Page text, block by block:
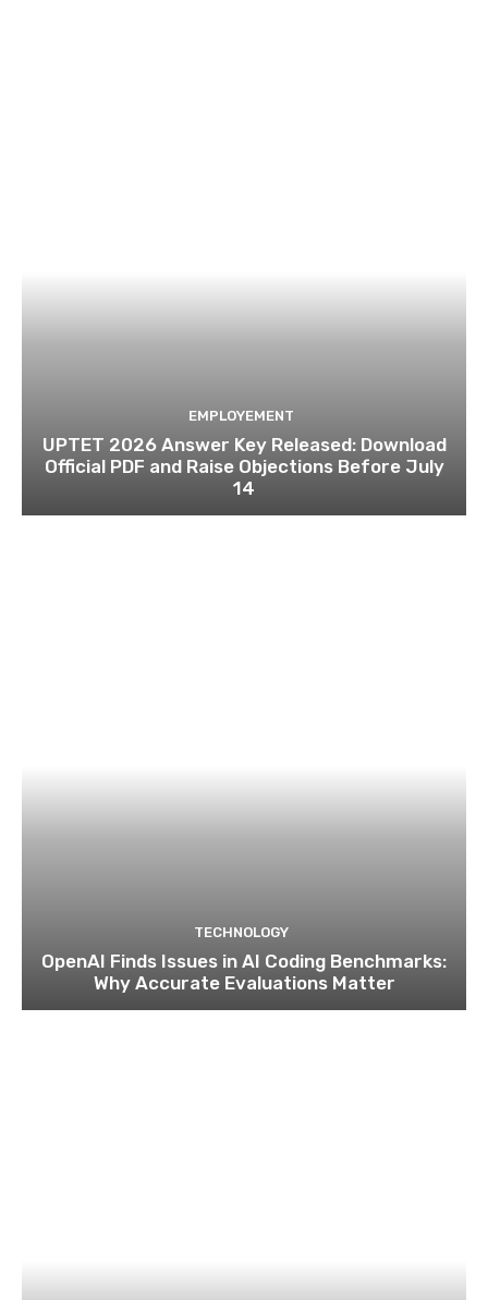
EMPLOYEMENT
UPTET 2026 Answer Key Released: Download
Official PDF and Raise Objections Before July
14
TECHNOLOGY
OpenAI Finds Issues in AI Coding Benchmarks:
Why Accurate Evaluations Matter